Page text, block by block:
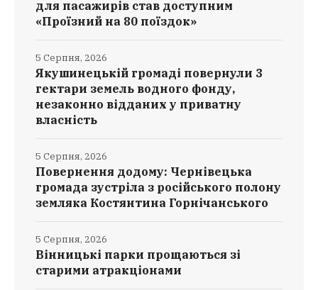
для пасажирів став доступним
«Проїзний на 80 поїздок»
Якушинецькій громаді повернули 3
гектари земель водного фонду,
незаконно відданих у приватну
власність
5 Серпня, 2026
Повернення додому: Чернівецька
громада зустріла з російського полону
земляка Костянтина Горнічанського
5 Серпня, 2026
Вінницькі парки прощаються зі
старими атракціонами
5 Серпня, 2026